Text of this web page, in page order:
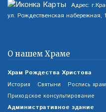
Адрес:
ул. Рождественская набережная, 1
О нашем Храме
Храм Рождества Христова
История Святыни Роспись
Приходское консультирование
Административное здание